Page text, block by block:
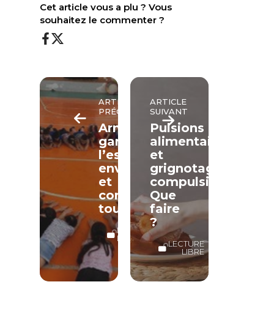
Cet article vous a plu ? Vous
souhaitez le commenter ?
ARTICLE
PRÉCÉDENT
Arménie,
garder
l’espoir
envers
et
contre
tout
LECTURE
LIBRE
ARTICLE
SUIVANT
Pulsions
alimentaires
et
grignotages
compulsifs.
Que
faire
?
LECTURE
LIBRE